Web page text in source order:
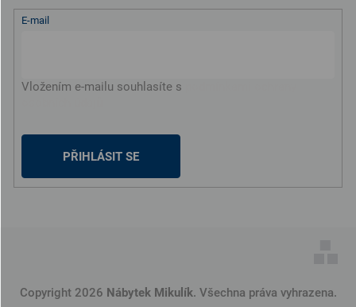
E-mail
Vložením e-mailu souhlasíte s
PŘIHLÁSIT SE
Copyright 2026 Nábytek Mikulík. Všechna práva vyhrazena.